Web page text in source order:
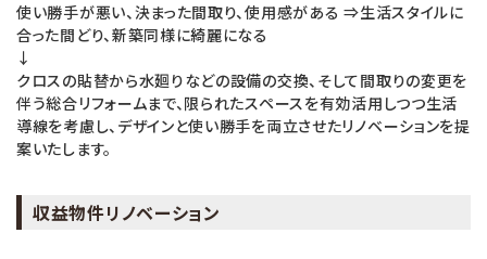
使い勝手が悪い、決まった間取り、使用感がある ⇒生活スタイルに
合った間どり、新築同様に綺麗になる
↓
クロスの貼替から水廻りなどの設備の交換、そして間取りの変更を
伴う総合リフォームまで、限られたスペースを有効活用しつつ生活
導線を考慮し、デザインと使い勝手を両立させたリノベーションを提
案いたします。
収益物件リノベーション